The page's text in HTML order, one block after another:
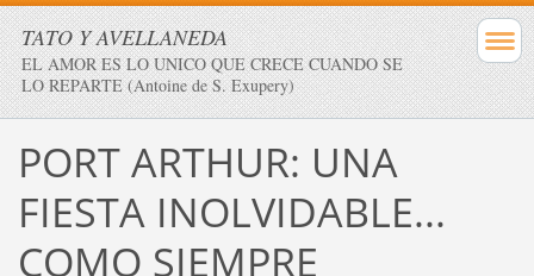
TATO Y AVELLANEDA
EL AMOR ES LO UNICO QUE CRECE CUANDO SE
LO REPARTE (Antoine de S. Exupery)
PORT ARTHUR: UNA
FIESTA INOLVIDABLE...
COMO SIEMPRE